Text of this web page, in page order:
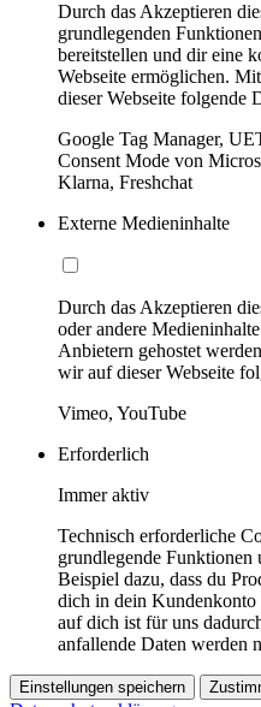
Durch das Akzeptieren
grundlegenden
bereitstellen und dir eine
Webseite ermöglichen.
dieser Webseite folgende
Google Tag Manager,
Consent Mode von
Klarna, Freshchat
Externe Medieninhalte
Durch das Akzeptieren
oder andere
Anbietern gehostet
wir auf dieser Webseite
Vimeo, YouTube
Erforderlich
Immer aktiv
Technisch erforderliche
grundlegende Funktionen
Beispiel dazu, dass du
dich in dein Kundenkonto
auf dich ist für uns
anfallende Daten werden
Einstellungen speichern